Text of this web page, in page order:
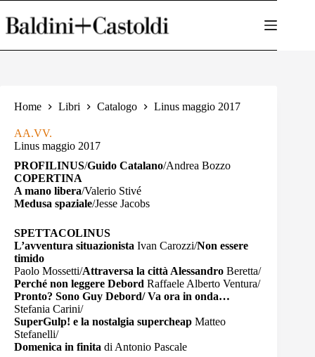
al
contenuto
Home Libri Catalogo Linus maggio 2017
AA.VV.
Linus maggio 2017
PROFILINUS/Guido Catalano/Andrea Bozzo
COPERTINA
A mano libera/Valerio Stivé
Medusa spaziale/Jesse Jacobs
SPETTACOLINUS
L’avventura situazionista Ivan Carozzi/Non essere
timido
Paolo Mossetti/Attraversa la città Alessandro Beretta/
Perché non leggere Debord Raffaele Alberto Ventura/
Pronto? Sono Guy Debord/ Va ora in onda…
Stefania Carini/
SuperGulp! e la nostalgia supercheap Matteo
Stefanelli/
Domenica in finita di Antonio Pascale